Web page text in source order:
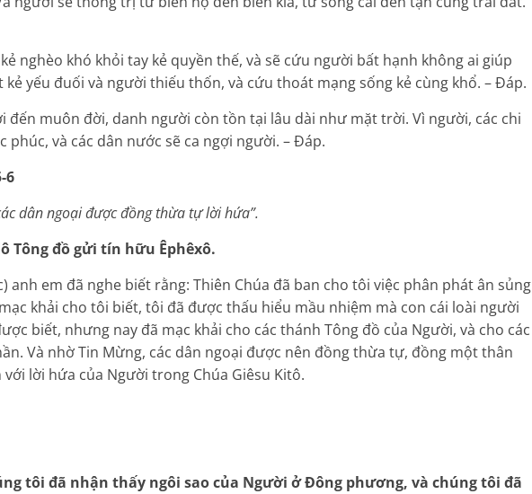
nghèo khó khỏi tay kẻ quyền thế, và sẽ cứu người bất hạnh không ai giúp
yếu đuối và người thiếu thốn, và cứu thoát mạng sống kẻ cùng khổ. – Đáp.
đến muôn đời, danh người còn tồn tại lâu dài như mặt trời. Vì người, các chi
phúc, và các dân nước sẽ ca ngợi người. – Đáp.
6
dân ngoại được đồng thừa tự lời hứa”.
Tông đồ gửi tín hữu Êphêxô.
anh em đã nghe biết rằng: Thiên Chúa đã ban cho tôi việc phân phát ân sủng
khải cho tôi biết, tôi đã được thấu hiểu mầu nhiệm mà con cái loài người
biết, nhưng nay đã mạc khải cho các thánh Tông đồ của Người, và cho các
Và nhờ Tin Mừng, các dân ngoại được nên đồng thừa tự, đồng một thân
lời hứa của Người trong Chúa Giêsu Kitô.
tôi đã nhận thấy ngôi sao của Người ở Đông phương, và chúng tôi đã